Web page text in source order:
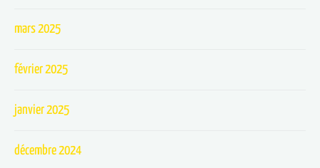
mars 2025
février 2025
janvier 2025
décembre 2024